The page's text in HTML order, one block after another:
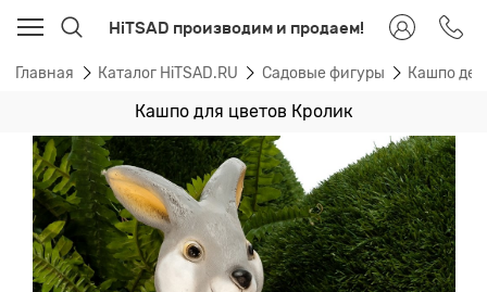
HiTSAD производим и продаем!
Главная Каталог HiTSAD.RU Садовые фигуры Кашпо
Кашпо для цветов Кролик